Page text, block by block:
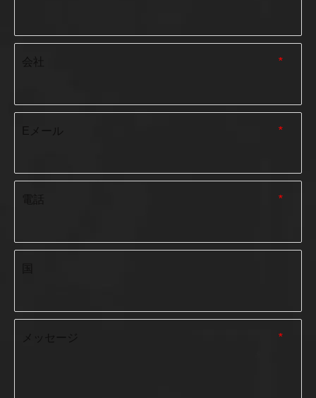
*
会社
*
Eメール
*
*